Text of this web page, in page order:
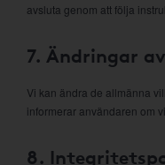
avsluta genom att följa
7. Ändringar
Vi kan ändra de allmänna
informerar användaren om
8.